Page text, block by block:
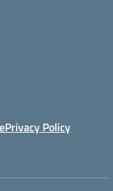
Privacy Policy